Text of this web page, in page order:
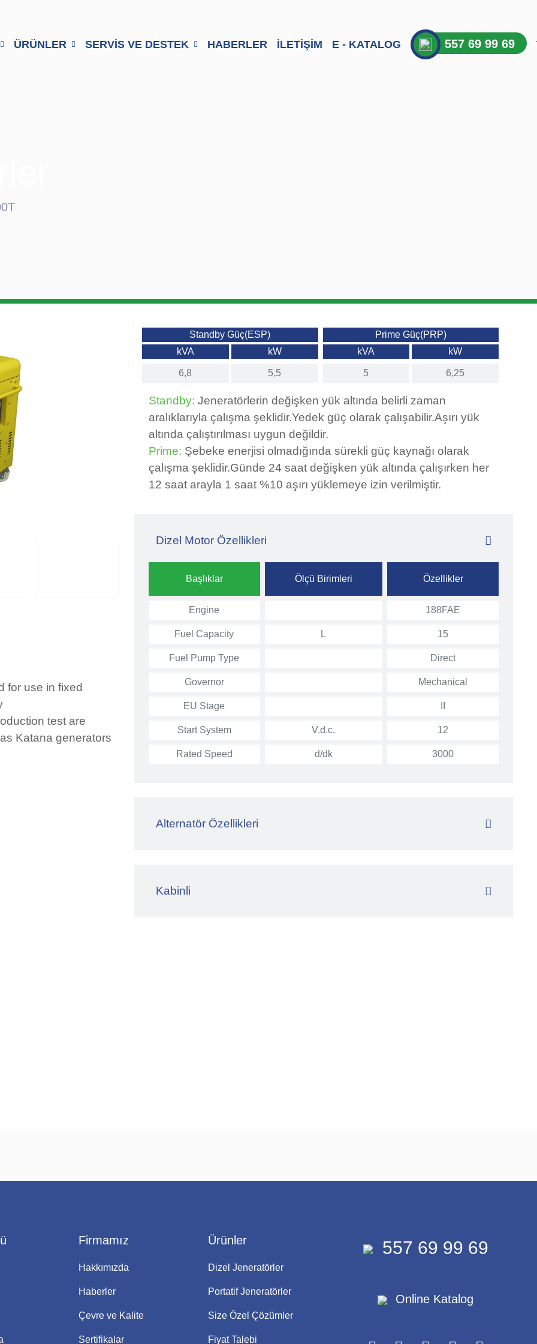
ÜRÜNLER SERVİS VE DESTEK HABERLER İLETİŞİM E - KATALOG 557 69 99 69
for use in fixed
test are
Katana generators
Standby Güç(ESP)
kVA
kW
Prime Güç(PRP)
kVA
kW
6,8 5,5 5 6,25
Standby: Jeneratörlerin değişken yük altında belirli zaman
aralıklarıyla çalışma şeklidir.Yedek güç olarak çalışabilir.Aşırı yük
altında çalıştırılması uygun değildir.
Prime: Şebeke enerjisi olmadığında sürekli güç kaynağı olarak
çalışma şeklidir.Günde 24 saat değişken yük altında çalışırken her
12 saat arayla 1 saat %10 aşırı yüklemeye izin verilmiştir.
Dizel Motor Özellikleri
Başlıklar Ölçü Birimleri Özellikler
Engine 188FAE
Fuel Capacity L 15
Fuel Pump Type Direct
Governor Mechanical
EU Stage
Start System V.d.c. 12
Rated Speed d/dk 3000
Alternatör Özellikleri
Kabinli
Firmamız
Hakkımızda
Haberler
Çevre ve Kalite
Sertifikalar
Ürünler
Dizel Jeneratörler
Portatif Jeneratörler
Size Özel Çözümler
Fiyat Talebi
557 69 99 69
Online Katalog